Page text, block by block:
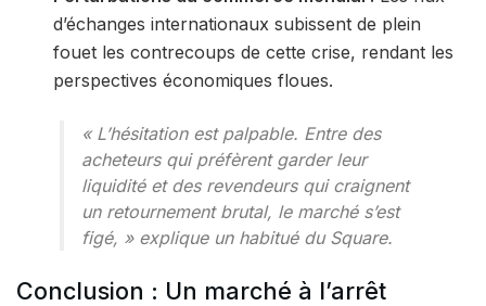
d’échanges internationaux subissent de plein
fouet les contrecoups de cette crise, rendant les
perspectives économiques floues.
« L’hésitation est palpable. Entre des
acheteurs qui préfèrent garder leur
liquidité et des revendeurs qui craignent
un retournement brutal, le marché s’est
figé, » explique un habitué du Square.
Conclusion : Un marché à l’arrêt